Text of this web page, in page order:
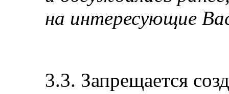
на интересующие
3.3. Запрещается